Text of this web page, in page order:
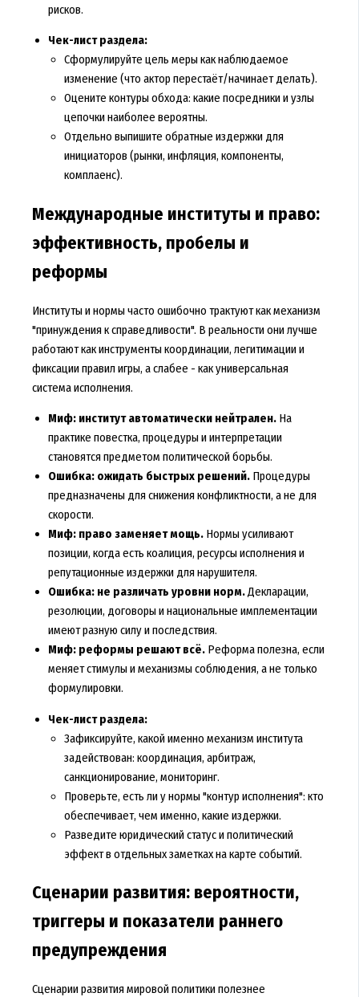
рисков.
Чек-лист раздела:
Сформулируйте цель меры как наблюдаемое
изменение (что актор перестаёт/начинает делать).
Оцените контуры обхода: какие посредники и узлы
цепочки наиболее вероятны.
Отдельно выпишите обратные издержки для
инициаторов (рынки, инфляция, компоненты,
комплаенс).
Международные институты и право:
эффективность, пробелы и
реформы
Институты и нормы часто ошибочно трактуют как механизм
"принуждения к справедливости". В реальности они лучше
работают как инструменты координации, легитимации и
фиксации правил игры, а слабее - как универсальная
система исполнения.
Миф: институт автоматически нейтрален.На
практике повестка, процедуры и интерпретации
становятся предметом политической борьбы.
Ошибка: ожидать быстрых решений.Процедуры
предназначены для снижения конфликтности, а не для
скорости.
Миф: право заменяет мощь.Нормы усиливают
позиции, когда есть коалиция, ресурсы исполнения и
репутационные издержки для нарушителя.
Ошибка: не различать уровни норм.Декларации,
резолюции, договоры и национальные имплементации
имеют разную силу и последствия.
Миф: реформы решают всё.Реформа полезна, если
меняет стимулы и механизмы соблюдения, а не только
формулировки.
Чек-лист раздела:
Зафиксируйте, какой именно механизм института
задействован: координация, арбитраж,
санкционирование, мониторинг.
Проверьте, есть ли у нормы "контур исполнения": кто
обеспечивает, чем именно, какие издержки.
Разведите юридический статус и политический
эффект в отдельных заметках на карте событий.
Сценарии развития: вероятности,
триггеры и показатели раннего
предупреждения
Сценарии развития мировой политики полезнее